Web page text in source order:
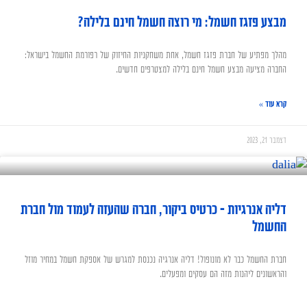
מבצע פזגז חשמל: מי רוצה חשמל חינם בלילה?
מהלך מפתיע של חברת פזגז חשמל, אחת משחקניות החיזוק של רפורמת החשמל בישראל:
החברה מציעה מבצע חשמל חינם בלילה למצטרפים חדשים.
קרא עוד »
דצמבר 21, 2023
דליה אנרגיות – כרטיס ביקור, חברה שהעזה לעמוד מול חברת
החשמל
חברת החשמל כבר לא מונופול! דליה אנרגיה נכנסת למגרש של אספקת חשמל במחיר מוזל
והראשונים ליהנות מזה הם עסקים ומפעלים.